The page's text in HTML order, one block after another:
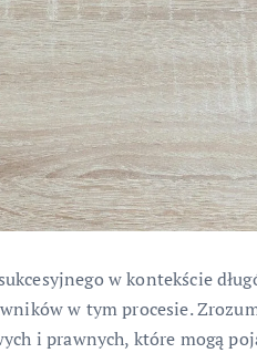
w kontekście
w tym procesie.
i prawnych, które mogą